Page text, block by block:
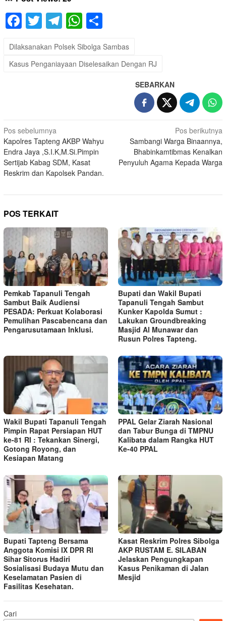
Facebook
TwitterTelegram
WhatsApp
Dilaksanakan Polsek Sibolga Sambas
Kasus Penganiayaan Diselesaikan Dengan RJ
SEBARKAN
Navigasi
pos
Pos sebelumnya
Kapolres Tapteng AKBP Wahyu
Endra Jaya ,S.I.K,M.Si.Pimpin
Sertijab Kabag SDM, Kasat
Reskrim dan Kapolsek Pandan.
Pos berikutnya
Sambangi Warga Binaannya,
Bhabinkamtibmas Kenalkan
Penyuluh Agama Kepada Warga
POS TERKAIT
Pemkab Tapanuli Tengah
Sambut Baik Audiensi
PESADA: Perkuat Kolaborasi
Pemulihan Pascabencana dan
Pengarusutamaan Inklusi.
Bupati dan Wakil Bupati
Tapanuli Tengah Sambut
Kunker Kapolda Sumut :
Lakukan Groundbreaking
Masjid Al Munawar dan
Rusun Polres Tapteng.
Wakil Bupati Tapanuli Tengah
Pimpin Rapat Persiapan HUT
ke-81 RI : Tekankan Sinergi,
Gotong Royong, dan
Kesiapan Matang
PPAL Gelar Ziarah Nasional
dan Tabur Bunga di TMPNU
Kalibata dalam Rangka HUT
Ke-40 PPAL
Bupati Tapteng Bersama
Anggota Komisi IX DPR RI
Sihar Sitorus Hadiri
Sosialisasi Budaya Mutu dan
Keselamatan Pasien di
Fasilitas Kesehatan.
Kasat Reskrim Polres Sibolga
AKP RUSTAM E. SILABAN
Jelaskan Pengungkapan
Kasus Penikaman di Jalan
Mesjid
Cari